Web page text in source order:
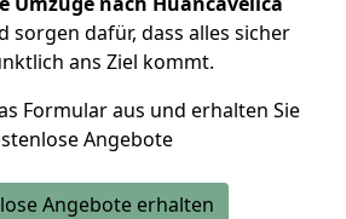
sorgen dafür, dass alles sicher
ans Ziel kommt.
Formular aus und erhalten Sie
Angebote
Angebote erhalten